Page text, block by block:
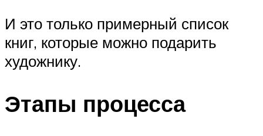
И это только примерный список
книг, которые можно подарить
художнику.
Этапы процесса